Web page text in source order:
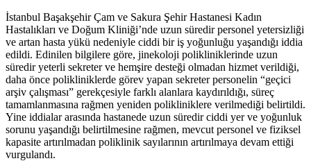
İstanbul Başakşehir Çam ve Sakura Şehir Hastanesi Kadın
Hastalıkları ve Doğum Kliniği’nde uzun süredir personel yetersizliği
ve artan hasta yükü nedeniyle ciddi bir iş yoğunluğu yaşandığı iddia
edildi. Edinilen bilgilere göre, jinekoloji polikliniklerinde uzun
süredir yeterli sekreter ve hemşire desteği olmadan hizmet verildiği,
daha önce polikliniklerde görev yapan sekreter personelin “geçici
arşiv çalışması” gerekçesiyle farklı alanlara kaydırıldığı, süreç
tamamlanmasına rağmen yeniden polikliniklere verilmediği belirtildi.
Yine iddialar arasında hastanede uzun süredir ciddi yer ve yoğunluk
sorunu yaşandığı belirtilmesine rağmen, mevcut personel ve fiziksel
kapasite artırılmadan poliklinik sayılarının artırılmaya devam ettiği
vurgulandı.